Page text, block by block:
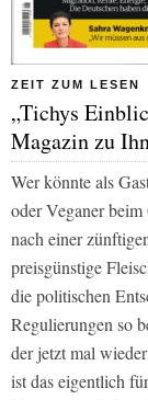
ZEIT ZUM LESEN
„Tichys
Magazin zu
Wer könnte als
oder Veganer
nach einer
preisgünstige
die politischen
Regulierungen so
der jetzt mal
ist das eigentlich